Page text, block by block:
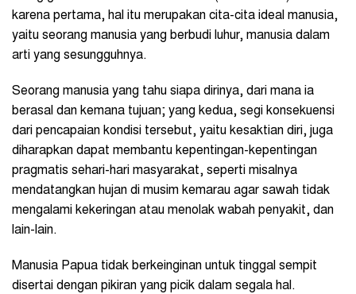
karena pertama, hal itu merupakan cita-cita ideal manusia,
yaitu seorang manusia yang berbudi luhur, manusia dalam
arti yang sesungguhnya.
Seorang manusia yang tahu siapa dirinya, dari mana ia
berasal dan kemana tujuan; yang kedua, segi konsekuensi
dari pencapaian kondisi tersebut, yaitu kesaktian diri, juga
diharapkan dapat membantu kepentingan-kepentingan
pragmatis sehari-hari masyarakat, seperti misalnya
mendatangkan hujan di musim kemarau agar sawah tidak
mengalami kekeringan atau menolak wabah penyakit, dan
lain-lain.
Manusia Papua tidak berkeinginan untuk tinggal sempit
disertai dengan pikiran yang picik dalam segala hal.